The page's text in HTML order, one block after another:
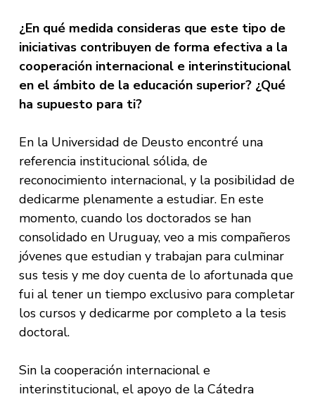
¿En qué medida consideras que este tipo de
iniciativas contribuyen de forma efectiva a la
cooperación internacional e interinstitucional
en el ámbito de la educación superior? ¿Qué
ha supuesto para ti?
En la Universidad de Deusto encontré una
referencia institucional sólida, de
reconocimiento internacional, y la posibilidad de
dedicarme plenamente a estudiar. En este
momento, cuando los doctorados se han
consolidado en Uruguay, veo a mis compañeros
jóvenes que estudian y trabajan para culminar
sus tesis y me doy cuenta de lo afortunada que
fui al tener un tiempo exclusivo para completar
los cursos y dedicarme por completo a la tesis
doctoral.
Sin la cooperación internacional e
interinstitucional, el apoyo de la Cátedra